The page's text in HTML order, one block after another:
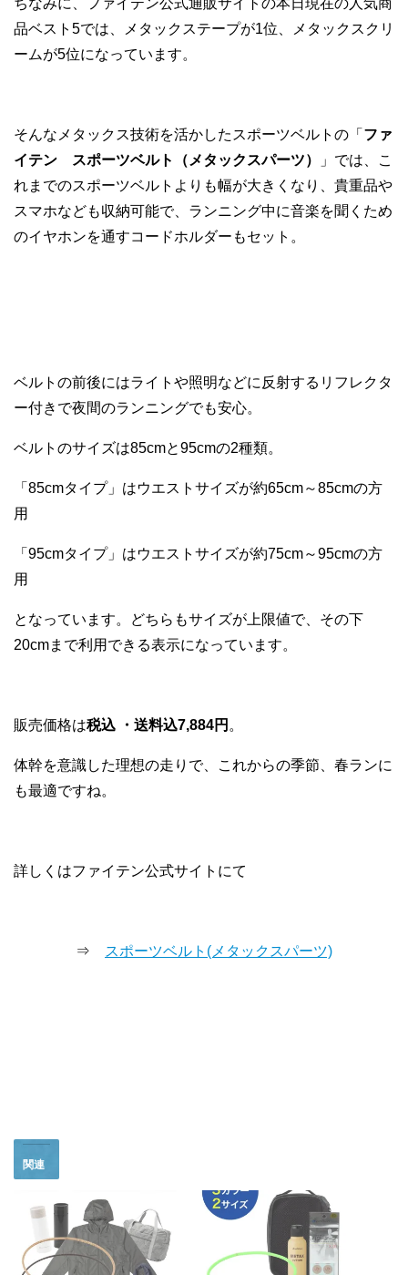
ちなみに、ファイテン公式通販サイトの本日現在の人気商
品ベスト5では、メタックステープが1位、メタックスクリ
ームが5位になっています。
そんなメタックス技術を活かしたスポーツベルトの「 ファ
イテン
スポーツベルト（メタックスパーツ）
」では、こ
れまでのスポーツベルトよりも幅が大きくなり、貴重品や
スマホなども収納可能で、ランニング中に音楽を聞くため
のイヤホンを通すコードホルダーもセット。
ベルトの前後にはライトや照明などに反射するリフレクタ
ー付きで夜間のランニングでも安心。
ベルトのサイズは85cmと95cmの2種類。
「85cmタイプ」はウエストサイズが約65cm～85cmの方
用
「95cmタイプ」はウエストサイズが約75cm～95cmの方
用
となっています。どちらもサイズが上限値で、その下
20cmまで利用できる表示になっています。
販売価格は税込 ・送料込7,884円 。
体幹を意識した理想の走りで、これからの季節、春ランに
も最適ですね。
詳しくはファイテン公式サイトにて
⇒ スポーツベルト(メタックスパーツ)
関連